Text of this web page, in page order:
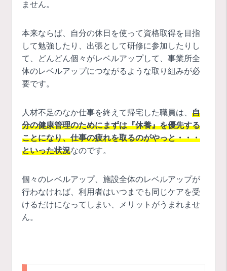
ません。
本来ならば、自分の休日を使って資格取得を目指
して勉強したり、出張として研修に参加したりし
て、どんどん個々がレベルアップして、事業所全
体のレベルアップにつながるような取り組みが必
要です。
人材不足のなか仕事を終えて帰宅した職員は、 自
分の健康管理のためにまずは『休養』を優先する
ことになり、仕事の疲れを取るのがやっと・・・
といった状況なのです。
個々のレベルアップ、施設全体のレベルアップが
行わなければ、利用者はいつまでも同じケアを受
けるだけになってしまい、メリットがうまれませ
ん。